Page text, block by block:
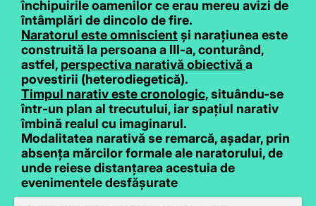
închipuirile oamenilor ce erau mereu avizi de
întâmplări de dincolo de fire.
Naratorul este omniscientși narațiunea este
construită la persoana a III-a, conturând,
astfel, perspectiva narativă obiectivă a
povestirii (heterodiegetică).
Timpul narativ este cronologic,situându-se
într-un plan al trecutului, iar spațiul narativ
îmbină realul cu imaginarul.
Modalitatea narativă se remarcă, așadar, prin
absența mărcilor formale ale naratorului, de
unde reiese distanțarea acestuia de
evenimentele desfășurate